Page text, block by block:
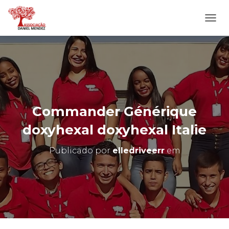
L
T
E
R
N
A
N
A
E
G
O
Commander Générique
doxyhexal doxyhexal Italie
Publicado por elledriveerrem